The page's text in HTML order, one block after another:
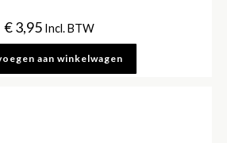
€3,95 Incl. BTW
aan winkelwagen